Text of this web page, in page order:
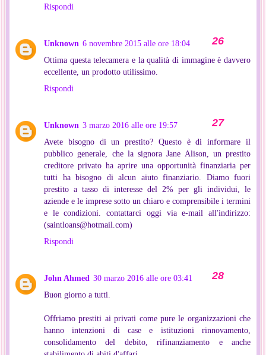
Rispondi
Unknown 6 novembre 2015 alle ore 18:04
Ottima questa telecamera e la qualità di immagine è davvero
eccellente, un prodotto utilissimo.
Rispondi
Unknown 3 marzo 2016 alle ore 19:57
Avete bisogno di un prestito? Questo è di informare il
pubblico generale, che la signora Jane Alison, un prestito
creditore privato ha aprire una opportunità finanziaria per
tutti ha bisogno di alcun aiuto finanziario. Diamo fuori
prestito a tasso di interesse del 2% per gli individui, le
aziende e le imprese sotto un chiaro e comprensibile i termini
e le condizioni. contattarci oggi via e-mail all'indirizzo:
(saintloans@hotmail.com)
Rispondi
John Ahmed 30 marzo 2016 alle ore 03:41
Buon giorno a tutti.
Offriamo prestiti ai privati come pure le organizzazioni che
hanno intenzioni di case e istituzioni rinnovamento,
consolidamento del debito, rifinanziamento e anche